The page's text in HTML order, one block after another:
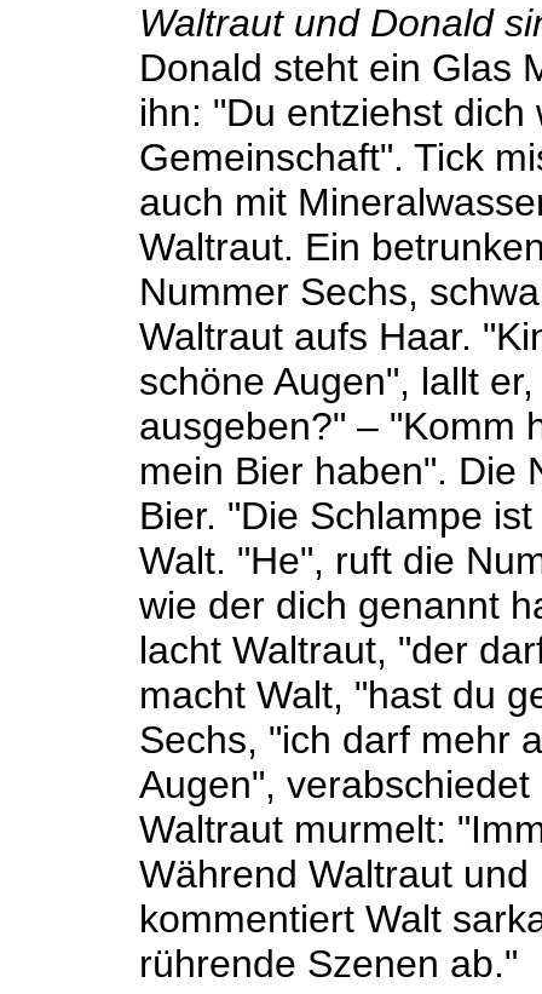
Waltraut und Donald
Donald steht ein Glas
ihn: "Du entziehst dich
Gemeinschaft". Tick
auch mit
Waltraut. Ein
Nummer Sechs,
Waltraut aufs Haar.
schöne Augen", lallt
ausgeben?" – "Komm
mein Bier haben". Die
Bier. "Die Schlampe
Walt. "He", ruft die
wie der dich genannt
lacht Waltraut, "der
macht Walt, "hast du
Sechs, "ich darf mehr
Augen",
Waltraut murmelt:
Während Waltraut
kommentiert Walt
rührende Szenen ab."